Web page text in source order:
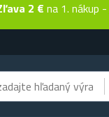
2 € na 1. nákup -